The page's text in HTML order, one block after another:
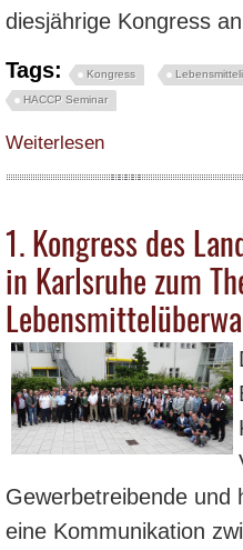
diesjährige Kongress
Tags:
Kongress
HACCP Seminar
Weiterlesen
1. Kongress des
in Karlsruhe zum
Gewerbetreibende und
eine Kommunikation